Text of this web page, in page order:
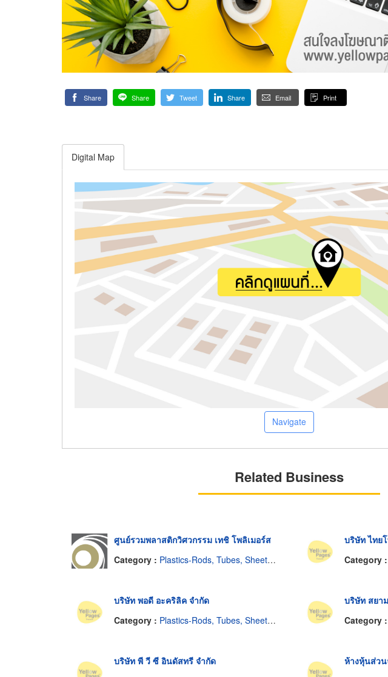
Share Share Tweet Share Email Print
Digital Map
Navigate
Related Business
ศูนย์รวมพลาสติกวิศวกรรม เทชิ โพลิเมอร์ส
Category : Plastics-Rods, Tubes, Sheets, Etc, Supply Centers
บริษัท ไทย
Category :
บริษัท พอดี อะคริลิค จำกัด
Category : Plastics-Rods, Tubes, Sheets, Etc, Supply Centers
บริษัท สยา
Category :
บริษัท พี วี ซี อินดัสทรี จำกัด
ห้างหุ้นส่ว